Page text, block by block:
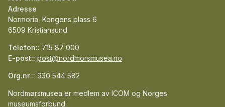
Adresse
Normoria, Kongens plass 6
6509 Kristiansund
Telefon:: 715 87 000
E-post:: post@nordmorsmusea.no
Org.nr.:: 930 544 582
Nordmørsmusea er medlem av ICOM og Norges
museumsforbund.